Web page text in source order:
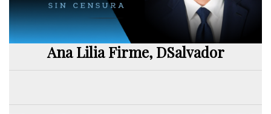
Ana Lilia Firme, DSalvador